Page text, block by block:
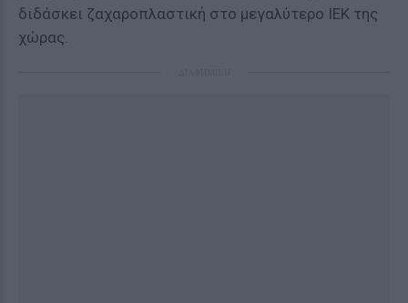
διδάσκει ζαχαροπλαστική στο μεγαλύτερο ΙΕΚ της
χώρας.